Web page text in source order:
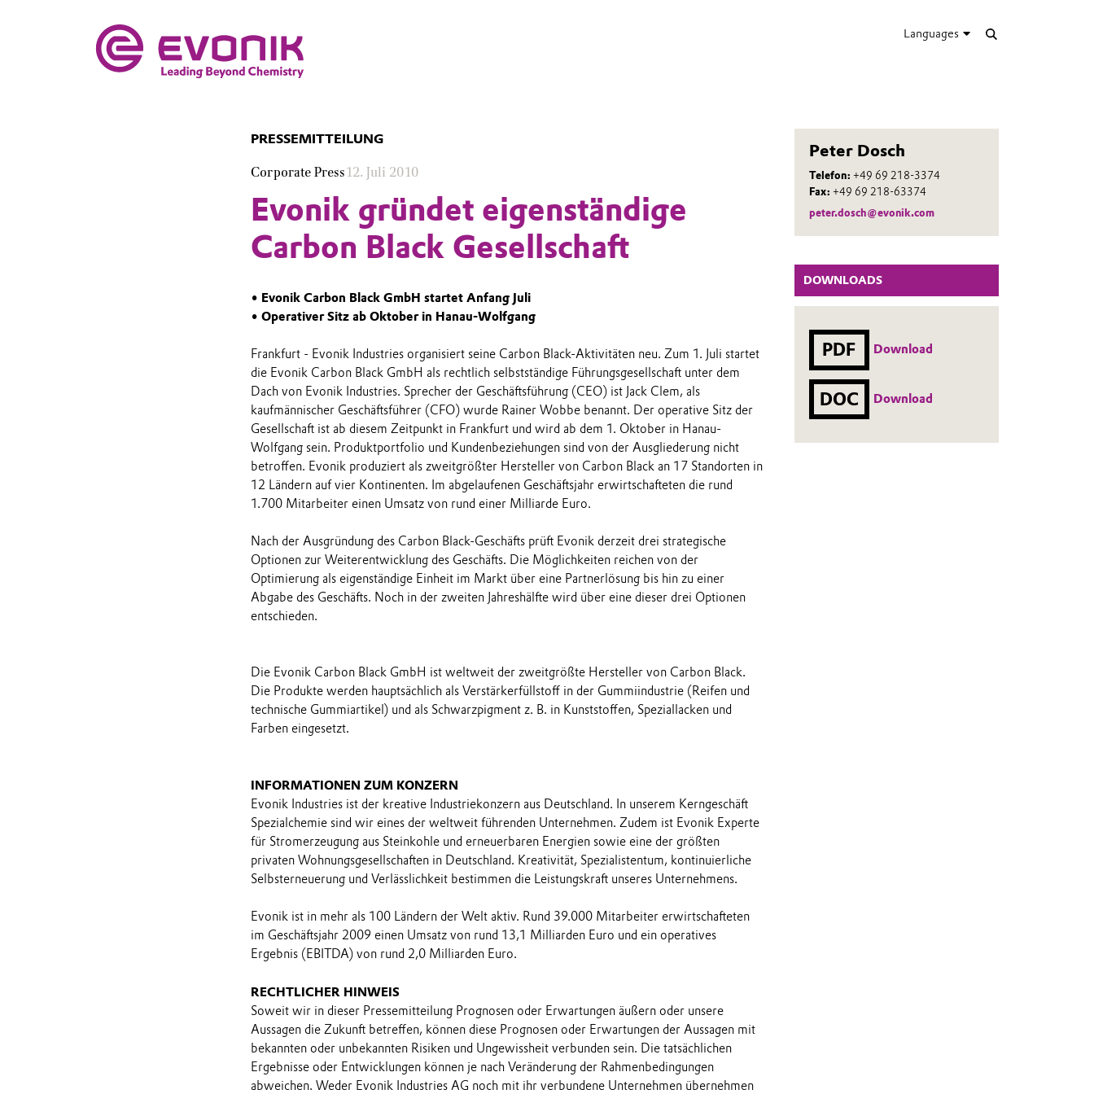
Languages
Peter Dosch
Telefon: +49 69 218-3374
Fax: +49 69 218-63374
peter.dosch@evonik.com
DOWNLOADS
PDF Download
DOC Download
PRESSEMITTEILUNG
Corporate Press12. Juli 2010
Evonik gründet eigenständige
Carbon Black Gesellschaft
• Evonik Carbon Black GmbH startet Anfang Juli
• Operativer Sitz ab Oktober in Hanau-Wolfgang
Frankfurt - Evonik Industries organisiert seine Carbon Black-Aktivitäten neu. Zum 1. Juli startet
die Evonik Carbon Black GmbH als rechtlich selbstständige Führungsgesellschaft unter dem
Dach von Evonik Industries. Sprecher der Geschäftsführung (CEO) ist Jack Clem, als
kaufmännischer Geschäftsführer (CFO) wurde Rainer Wobbe benannt. Der operative Sitz der
Gesellschaft ist ab diesem Zeitpunkt in Frankfurt und wird ab dem 1. Oktober in Hanau-
Wolfgang sein. Produktportfolio und Kundenbeziehungen sind von der Ausgliederung nicht
betroffen. Evonik produziert als zweitgrößter Hersteller von Carbon Black an 17 Standorten in
12 Ländern auf vier Kontinenten. Im abgelaufenen Geschäftsjahr erwirtschafteten die rund
1.700 Mitarbeiter einen Umsatz von rund einer Milliarde Euro.
Nach der Ausgründung des Carbon Black-Geschäfts prüft Evonik derzeit drei strategische
Optionen zur Weiterentwicklung des Geschäfts. Die Möglichkeiten reichen von der
Optimierung als eigenständige Einheit im Markt über eine Partnerlösung bis hin zu einer
Abgabe des Geschäfts. Noch in der zweiten Jahreshälfte wird über eine dieser drei Optionen
entschieden.
Die Evonik Carbon Black GmbH ist weltweit der zweitgrößte Hersteller von Carbon Black.
Die Produkte werden hauptsächlich als Verstärkerfüllstoff in der Gummiindustrie (Reifen und
technische Gummiartikel) und als Schwarzpigment z. B. in Kunststoffen, Speziallacken und
Farben eingesetzt.
INFORMATIONEN ZUM KONZERN
Evonik Industries ist der kreative Industriekonzern aus Deutschland. In unserem Kerngeschäft
Spezialchemie sind wir eines der weltweit führenden Unternehmen. Zudem ist Evonik Experte
für Stromerzeugung aus Steinkohle und erneuerbaren Energien sowie eine der größten
privaten Wohnungsgesellschaften in Deutschland. Kreativität, Spezialistentum, kontinuierliche
Selbsterneuerung und Verlässlichkeit bestimmen die Leistungskraft unseres Unternehmens.
Evonik ist in mehr als 100 Ländern der Welt aktiv. Rund 39.000 Mitarbeiter erwirtschafteten
im Geschäftsjahr 2009 einen Umsatz von rund 13,1 Milliarden Euro und ein operatives
Ergebnis (EBITDA) von rund 2,0 Milliarden Euro.
RECHTLICHER HINWEIS
Soweit wir in dieser Pressemitteilung Prognosen oder Erwartungen äußern oder unsere
Aussagen die Zukunft betreffen, können diese Prognosen oder Erwartungen der Aussagen mit
bekannten oder unbekannten Risiken und Ungewissheit verbunden sein. Die tatsächlichen
Ergebnisse oder Entwicklungen können je nach Veränderung der Rahmenbedingungen
abweichen. Weder Evonik Industries AG noch mit ihr verbundene Unternehmen übernehmen